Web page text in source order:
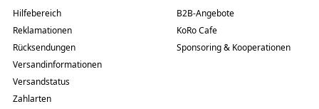
Hilfebereich
Reklamationen
Rücksendungen
Versandinformationen
Versandstatus
Zahlarten
B2B-Angebote
KoRo Cafe
Sponsoring & Kooperationen